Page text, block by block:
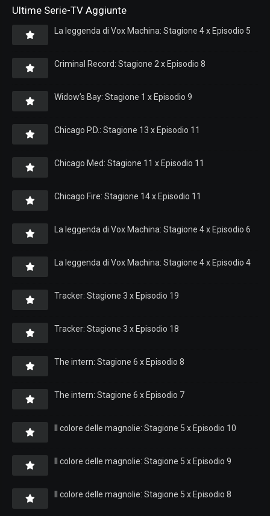
Ultime Serie-TV Aggiunte
La leggenda di Vox Machina: Stagione 4 x Episodio 5
Criminal Record: Stagione 2 x Episodio 8
Widow’s Bay: Stagione 1 x Episodio 9
Chicago P.D.: Stagione 13 x Episodio 11
Chicago Med: Stagione 11 x Episodio 11
Chicago Fire: Stagione 14 x Episodio 11
La leggenda di Vox Machina: Stagione 4 x Episodio 6
La leggenda di Vox Machina: Stagione 4 x Episodio 4
Tracker: Stagione 3 x Episodio 19
Tracker: Stagione 3 x Episodio 18
The intern: Stagione 6 x Episodio 8
The intern: Stagione 6 x Episodio 7
Il colore delle magnolie: Stagione 5 x Episodio 10
Il colore delle magnolie: Stagione 5 x Episodio 9
Il colore delle magnolie: Stagione 5 x Episodio 8